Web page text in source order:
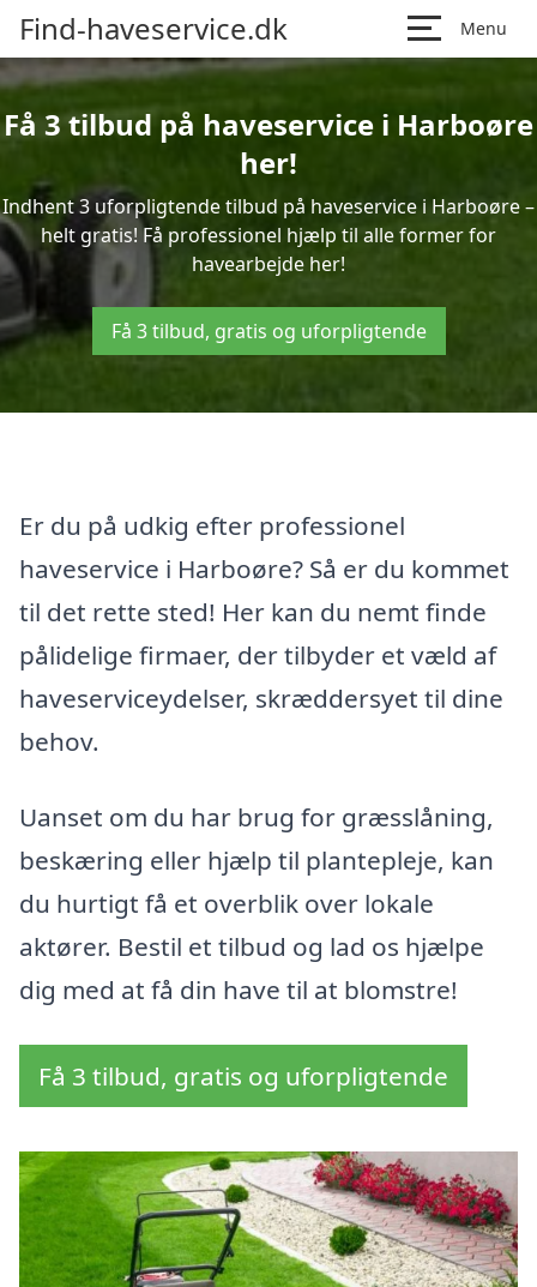
Find-haveservice.dk Menu
Få 3 tilbud på haveservice i Harboøre
her!
Indhent 3 uforpligtende tilbud på haveservice i Harboøre –
helt gratis! Få professionel hjælp til alle former for
havearbejde her!
Få 3 tilbud, gratis og uforpligtende
Er du på udkig efter professionel
haveservice i Harboøre? Så er du kommet
til det rette sted! Her kan du nemt finde
pålidelige firmaer, der tilbyder et væld af
haveserviceydelser, skræddersyet til dine
behov.
Uanset om du har brug for græsslåning,
beskæring eller hjælp til plantepleje, kan
du hurtigt få et overblik over lokale
aktører. Bestil et tilbud og lad os hjælpe
dig med at få din have til at blomstre!
Få 3 tilbud, gratis og uforpligtende